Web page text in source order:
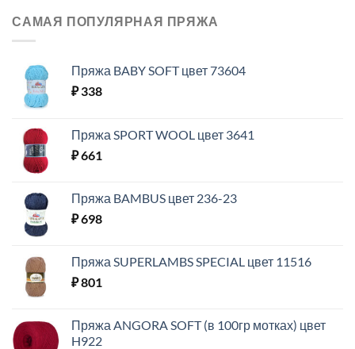
САМАЯ ПОПУЛЯРНАЯ ПРЯЖА
Пряжа BABY SOFT цвет 73604
₽338
Пряжа SPORT WOOL цвет 3641
₽661
Пряжа BAMBUS цвет 236-23
₽698
Пряжа SUPERLAMBS SPECIAL цвет 11516
₽801
Пряжа ANGORA SOFT (в 100гр мотках) цвет
H922